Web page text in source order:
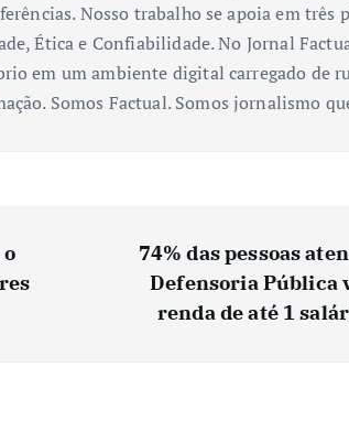
Nosso trabalho se apoia em três
Ética e Confiabilidade. No Jornal
em um ambiente digital carregado de
Somos Factual. Somos jornalismo
74% das pessoas
Defensoria Pública
renda de até 1